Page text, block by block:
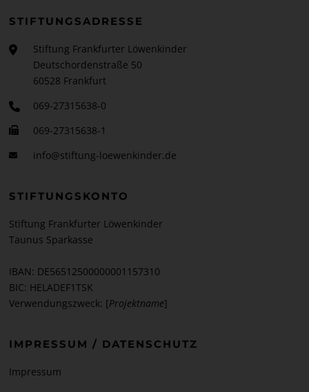
STIFTUNGSADRESSE
Stiftung Frankfurter Löwenkinder
Deutschordenstraße 50
60528 Frankfurt
069-27315638-0
069-27315638-1
info@stiftung-loewenkinder.de
STIFTUNGSKONTO
Stiftung Frankfurter Löwenkinder
Taunus Sparkasse
IBAN: DE56512500000001157310
BIC: HELADEF1TSK
Verwendungszweck: [Projektname]
IMPRESSUM / DATENSCHUTZ
Impressum